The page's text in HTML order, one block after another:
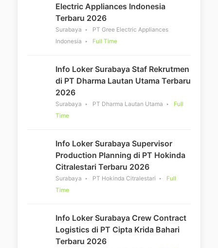
Electric Appliances Indonesia
Terbaru 2026
Surabaya
PT Gree Electric Appliances
Indonesia
Full Time
Info Loker Surabaya Staf Rekrutmen
di PT Dharma Lautan Utama Terbaru
2026
Surabaya PT Dharma Lautan Utama
Full
Time
Info Loker Surabaya Supervisor
Production Planning di PT Hokinda
Citralestari Terbaru 2026
Surabaya PT Hokinda Citralestari
Full
Time
Info Loker Surabaya Crew Contract
Logistics di PT Cipta Krida Bahari
Terbaru 2026